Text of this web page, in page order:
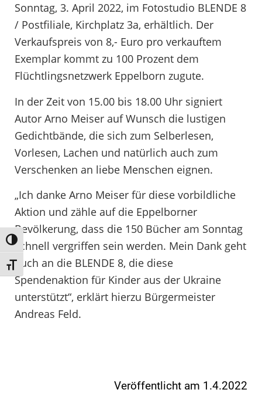
Umschalten auf hohe Kontraste
Schrift vergrößern
Sonntag, 3. April 2022, im Fotostudio BLENDE 8
/ Postfiliale, Kirchplatz 3a, erhältlich. Der
Verkaufspreis von 8,- Euro pro verkauftem
Exemplar kommt zu 100 Prozent dem
Flüchtlingsnetzwerk Eppelborn zugute.
In der Zeit von 15.00 bis 18.00 Uhr signiert
Autor Arno Meiser auf Wunsch die lustigen
Gedichtbände, die sich zum Selberlesen,
Vorlesen, Lachen und natürlich auch zum
Verschenken an liebe Menschen eignen.
„Ich danke Arno Meiser für diese vorbildliche
Aktion und zähle auf die Eppelborner
Bevölkerung, dass die 150 Bücher am Sonntag
schnell vergriffen sein werden. Mein Dank geht
auch an die BLENDE 8, die diese
Spendenaktion für Kinder aus der Ukraine
unterstützt“, erklärt hierzu Bürgermeister
Andreas Feld.
Veröffentlicht am 1.4.2022